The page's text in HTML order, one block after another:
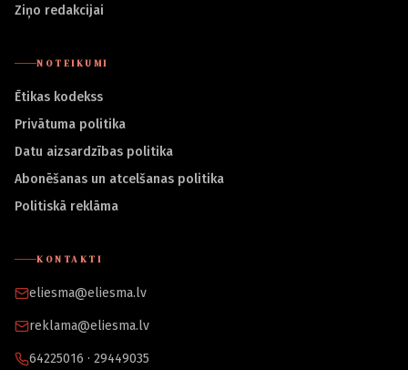
Ziņo redakcijai
NOTEIKUMI
Ētikas kodekss
Privātuma politika
Datu aizsardzības politika
Abonēšanas un atcelšanas politika
Politiskā reklāma
KONTAKTI
eliesma@eliesma.lv
reklama@eliesma.lv
64225016 · 29449035